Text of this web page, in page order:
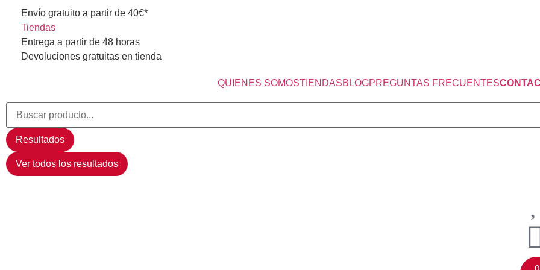
Envío gratuito a partir de 40€*
Tiendas
Entrega a partir de 48 horas
Devoluciones gratuitas en tienda
QUIENES SOMOSTIENDASBLOGPREGUNTAS FRECUENTES
Resultados
Ver todos los resultados